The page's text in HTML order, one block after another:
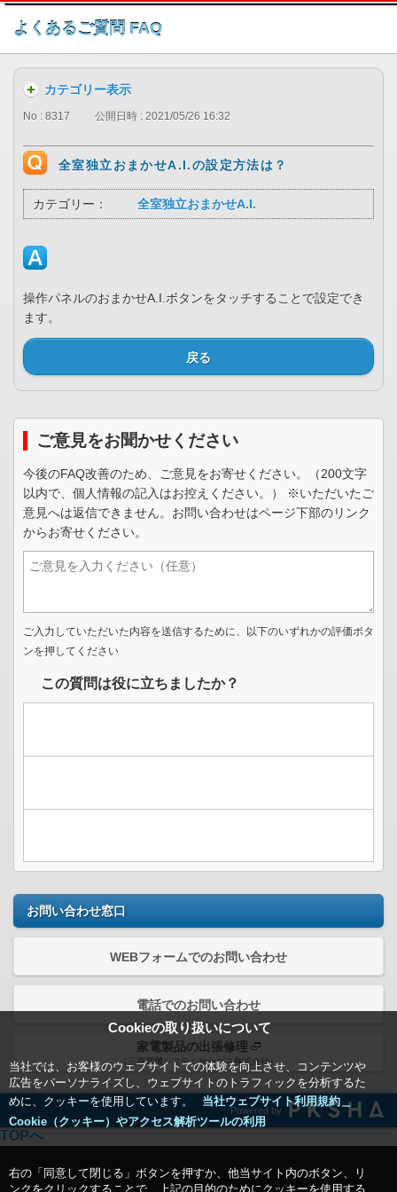
このページの本文へ
よくあるご質問 FAQ
Cookieの取り扱いについて
当社では、お客様のウェブサイトでの体験を向上させ、コンテンツや
広告をパーソナライズし、ウェブサイトのトラフィックを分析するた
めに、クッキーを使用しています。
当社ウェブサイト利用規約＿
Cookie（クッキー）やアクセス解析ツールの利用
右の「同意して閉じる」ボタンを押すか、他当サイト内のボタン、リ
ンクをクリックすることで、上記の目的のためにクッキーを使用する
カテゴリー表示
No : 8317 公開日時 : 2021/05/26 16:32
全室独立おまかせA.I.の設定方法は？
カテゴリー： 全室独立おまかせA.I.
操作パネルのおまかせA.I.ボタンをタッチすることで設定でき
ます。
戻る
ご意見をお聞かせください
今後のFAQ改善のため、ご意見をお寄せください。（200文字
以内で、個人情報の記入はお控えください。） ※いただいたご
意見へは返信できません。お問い合わせはページ下部のリンク
からお寄せください。
ご入力していただいた内容を送信するために、以下のいずれかの評価ボタ
ンを押してください
この質問は役に立ちましたか？
お問い合わせ窓口
WEBフォームでのお問い合わせ
電話でのお問い合わせ
家電製品の出張修理
（三菱電機システムサービス株式会社）
Powered by
TOPへ